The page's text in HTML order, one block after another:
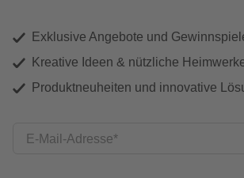
Exklusive Angebote und
Kreative Ideen & nützliche
Produktneuheiten und innovative
E-Mail-Adresse